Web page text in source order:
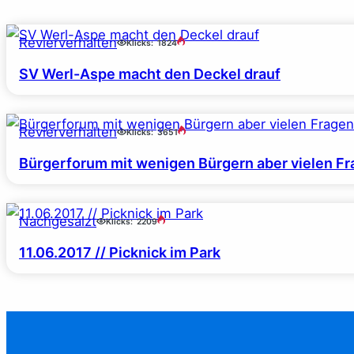
Revierverhalten Klicks: 1824
SV Werl-Aspe macht den Deckel drauf
Revierverhalten Klicks: 3651
Bürgerforum mit wenigen Bürgern aber vielen
Nachgesalzt Klicks: 2209
11.06.2017 // Picknick im Park